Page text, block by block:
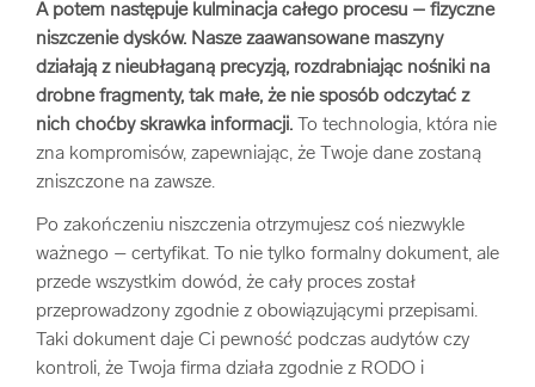
A potem następuje kulminacja całego procesu – fizyczne
niszczenie dysków. Nasze zaawansowane maszyny
działają z nieubłaganą precyzją, rozdrabniając nośniki na
drobne fragmenty, tak małe, że nie sposób odczytać z
nich choćby skrawka informacji. To technologia, która nie
zna kompromisów, zapewniając, że Twoje dane zostaną
zniszczone na zawsze.
Po zakończeniu niszczenia otrzymujesz coś niezwykle
ważnego – certyfikat. To nie tylko formalny dokument, ale
przede wszystkim dowód, że cały proces został
przeprowadzony zgodnie z obowiązującymi przepisami.
Taki dokument daje Ci pewność podczas audytów czy
kontroli, że Twoja firma działa zgodnie z RODO i